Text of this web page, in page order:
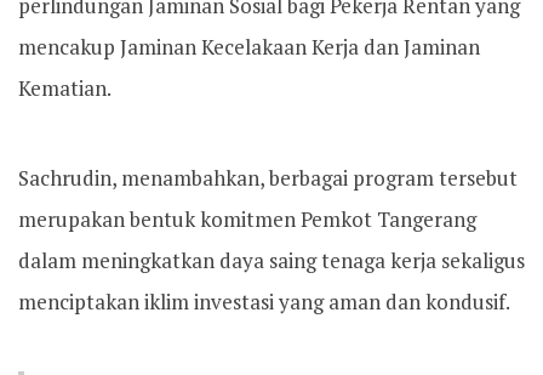
mencakup Jaminan Kecelakaan Kerja dan Jaminan
Kematian.
Sachrudin, menambahkan, berbagai program tersebut
merupakan bentuk komitmen Pemkot Tangerang
dalam meningkatkan daya saing tenaga kerja sekaligus
menciptakan iklim investasi yang aman dan kondusif.